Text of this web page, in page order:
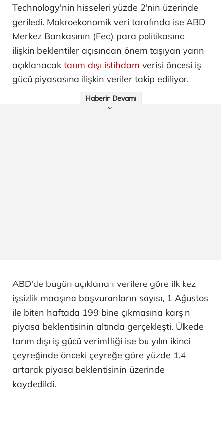
Technology'nin hisseleri yüzde 2'nin üzerinde
geriledi. Makroekonomik veri tarafında ise ABD
Merkez Bankasının (Fed) para politikasına
ilişkin beklentiler açısından önem taşıyan yarın
açıklanacak tarım dışı istihdam verisi öncesi iş
gücü piyasasına ilişkin veriler takip ediliyor.
Haberin Devamı
ABD'de bugün açıklanan verilere göre ilk kez
işsizlik maaşına başvuranların sayısı, 1 Ağustos
ile biten haftada 199 bine çıkmasına karşın
piyasa beklentisinin altında gerçekleşti. Ülkede
tarım dışı iş gücü verimliliği ise bu yılın ikinci
çeyreğinde önceki çeyreğe göre yüzde 1,4
artarak piyasa beklentisinin üzerinde
kaydedildi.